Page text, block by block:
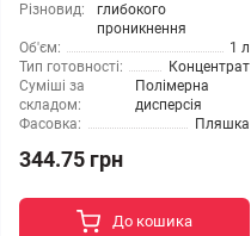
Різновид:
глибокого
проникнення
Об'єм:
1 л
Тип готовності:
Концентрат
Суміші за
складом:
Полімерна
дисперсія
Фасовка:
Пляшка
344.75 грн
До кошика